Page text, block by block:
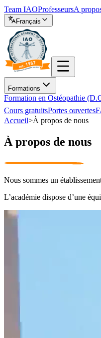
Team IAOProfesseursA
Français
Formations
Formation en Ostéopathie
Cours gratuitsPortes ouvertes
Accueil>À propos de nous
À propos de nous
Nous sommes un
L’académie dispose d’une